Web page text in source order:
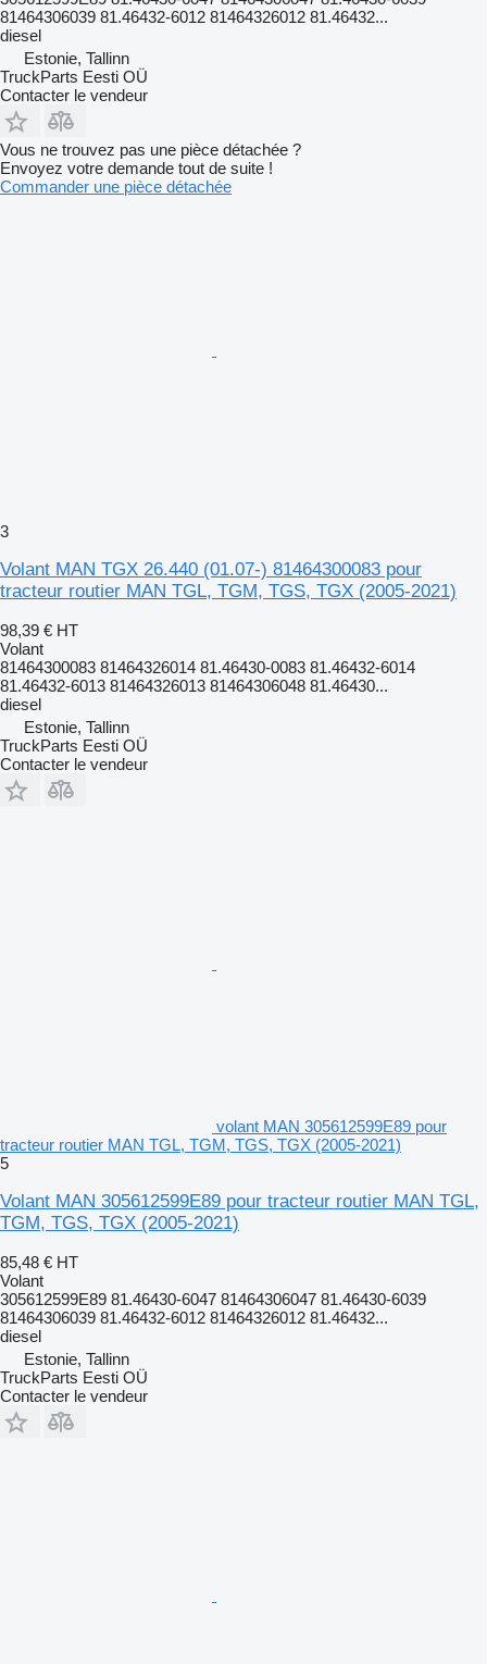
81464306039 81.46432-6012 81464326012 81.46432...
diesel
Estonie, Tallinn
TruckParts Eesti OÜ
Contacter le vendeur
Vous ne trouvez pas une pièce détachée ?
Envoyez votre demande tout de suite !
Commander une pièce détachée
3
Volant MAN TGX 26.440 (01.07-) 81464300083 pour
tracteur routier MAN TGL, TGM, TGS, TGX (2005-2021)
98,39 € HT
Volant
81464300083 81464326014 81.46430-0083 81.46432-6014
81.46432-6013 81464326013 81464306048 81.46430...
diesel
Estonie, Tallinn
TruckParts Eesti OÜ
Contacter le vendeur
volant MAN 305612599E89 pour
tracteur routier MAN TGL, TGM, TGS, TGX (2005-2021)
5
Volant MAN 305612599E89 pour tracteur routier MAN TGL,
TGM, TGS, TGX (2005-2021)
85,48 € HT
Volant
305612599E89 81.46430-6047 81464306047 81.46430-6039
81464306039 81.46432-6012 81464326012 81.46432...
diesel
Estonie, Tallinn
TruckParts Eesti OÜ
Contacter le vendeur